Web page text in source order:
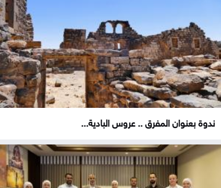
ندوة بعنوان المفرق .. عروس البادية...